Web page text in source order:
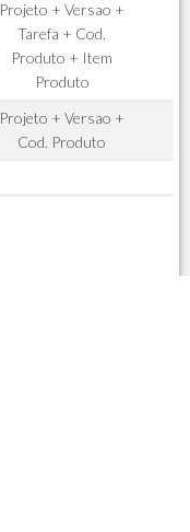
Projeto + Versao +
Tarefa + Cod.
Produto + Item
Produto
Projeto + Versao +
Cod. Produto